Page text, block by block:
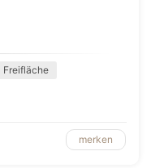
Freifläche
merken